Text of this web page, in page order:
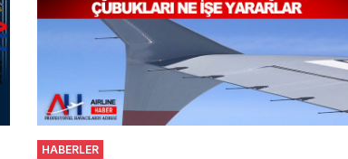
HABERLER